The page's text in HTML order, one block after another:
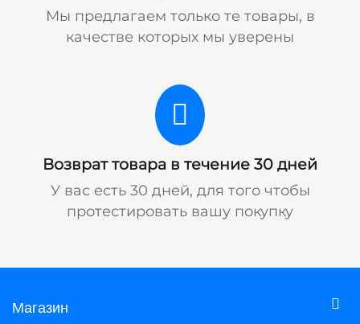
Мы предлагаем только те товары, в
качестве которых мы уверены
Возврат товара в течение 30 дней
У вас есть 30 дней, для того чтобы
протестировать вашу покупку
Магазин